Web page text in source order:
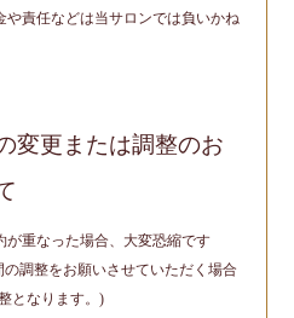
や責任などは当サロンでは負いかね
変更または調整のお
が重なった場合、大変恐縮です
調整をお願いさせていただく場合
となります。)